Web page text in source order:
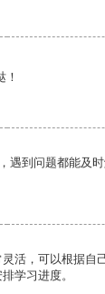
！
遇到问题都能及
活，可以根据自
学习进度。